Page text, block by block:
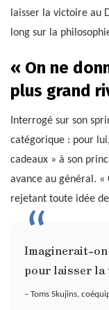
laisser la victoire au
long sur la
« On ne
plus grand
Interrogé sur son
catégorique : pour
cadeaux » à son
avance au général.
rejetant toute idée
Imaginerait-
pour laisser la
– Toms Skujins,